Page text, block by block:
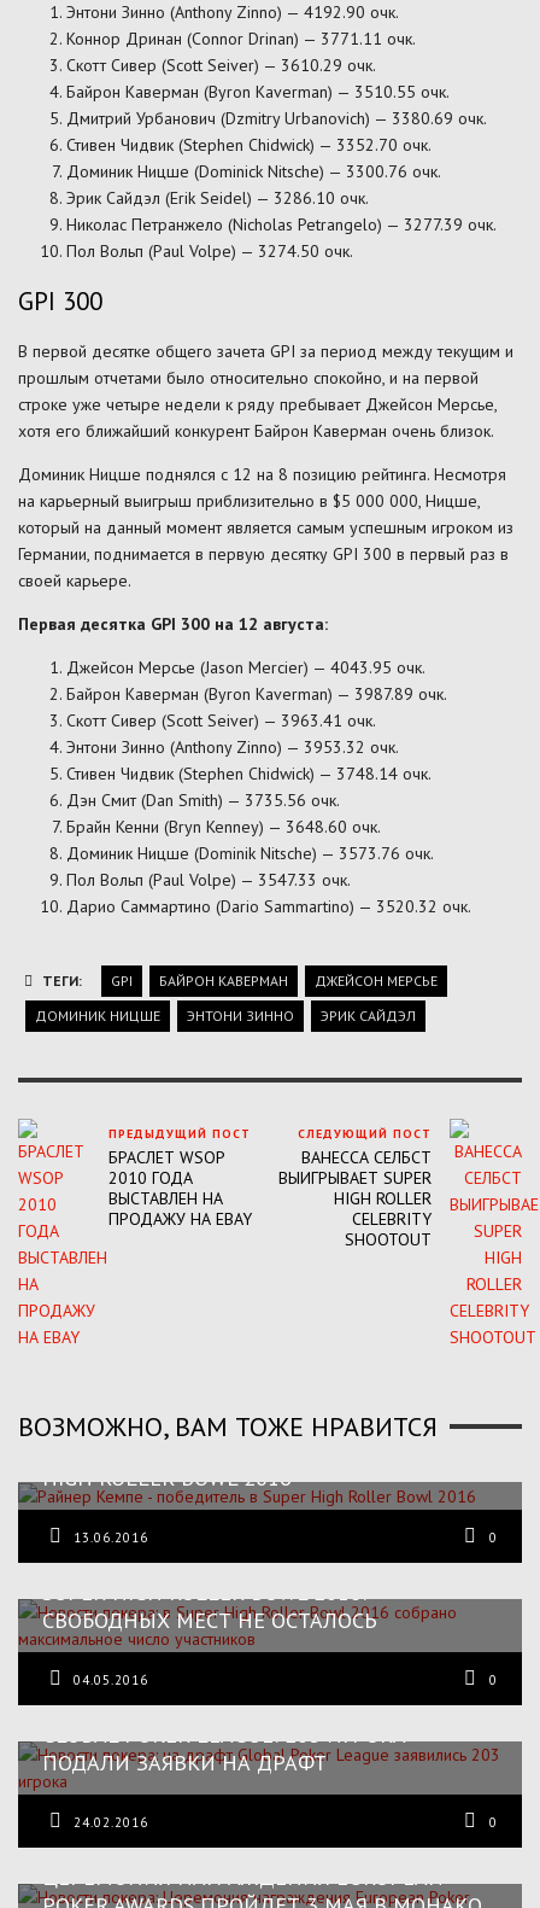
Энтони Зинно (Anthony Zinno) — 4192.90 очк.
Коннор Дринан (Connor Drinan) — 3771.11 очк.
Скотт Сивер (Scott Seiver) — 3610.29 очк.
Байрон Каверман (Byron Kaverman) — 3510.55 очк.
Дмитрий Урбанович (Dzmitry Urbanovich) — 3380.69 очк.
Стивен Чидвик (Stephen Chidwick) — 3352.70 очк.
Доминик Ницше (Dominick Nitsche) — 3300.76 очк.
Эрик Сайдэл (Erik Seidel) — 3286.10 очк.
Николас Петранжело (Nicholas Petrangelo) — 3277.39 очк.
Пол Вольп (Paul Volpe) — 3274.50 очк.
GPI 300
В первой десятке общего зачета GPI за период между текущим и
прошлым отчетами было относительно спокойно, и на первой
строке уже четыре недели к ряду пребывает Джейсон Мерсье,
хотя его ближайший конкурент Байрон Каверман очень близок.
Доминик Ницше поднялся с 12 на 8 позицию рейтинга. Несмотря
на карьерный выигрыш приблизительно в $5 000 000, Ницше,
который на данный момент является самым успешным игроком из
Германии, поднимается в первую десятку GPI 300 в первый раз в
своей карьере.
Первая десятка GPI 300 на 12 августа:
Джейсон Мерсье (Jason Mercier) — 4043.95 очк.
Байрон Каверман (Byron Kaverman) — 3987.89 очк.
Скотт Сивер (Scott Seiver) — 3963.41 очк.
Энтони Зинно (Anthony Zinno) — 3953.32 очк.
Стивен Чидвик (Stephen Chidwick) — 3748.14 очк.
Дэн Смит (Dan Smith) — 3735.56 очк.
Брайн Кенни (Bryn Kenney) — 3648.60 очк.
Доминик Ницше (Dominik Nitsche) — 3573.76 очк.
Пол Вольп (Paul Volpe) — 3547.33 очк.
Дарио Саммартино (Dario Sammartino) — 3520.32 очк.
ТЕГИ: GPI БАЙРОН КАВЕРМАН
ДЖЕЙСОН МЕРСЬЕ
ДОМИНИК НИЦШЕ
ЭНТОНИ ЗИННО ЭРИК САЙДЭЛ
ПРЕДЫДУЩИЙ ПОСТ
БРАСЛЕТ WSOP
2010 ГОДА
ВЫСТАВЛЕН НА
ПРОДАЖУ НА EBAY
СЛЕДУЮЩИЙ ПОСТ
ВАНЕССА СЕЛБСТ
ВЫИГРЫВАЕТ SUPER
HIGH ROLLER
CELEBRITY
SHOOTOUT
ВОЗМОЖНО, ВАМ ТОЖЕ НРАВИТСЯ
HIGH ROLLER BOWL 2016
13.06.2016 0
SUPER HIGH ROLLER BOWL 2016:
СВОБОДНЫХ МЕСТ НЕ ОСТАЛОСЬ
04.05.2016 0
GLOBAL POKER LEAGUE: 203 ИГРОКА
ПОДАЛИ ЗАЯВКИ НА ДРАФТ
24.02.2016 0
ЦЕРЕМОНИЯ НАГРАЖДЕНИЯ EUROPEAN